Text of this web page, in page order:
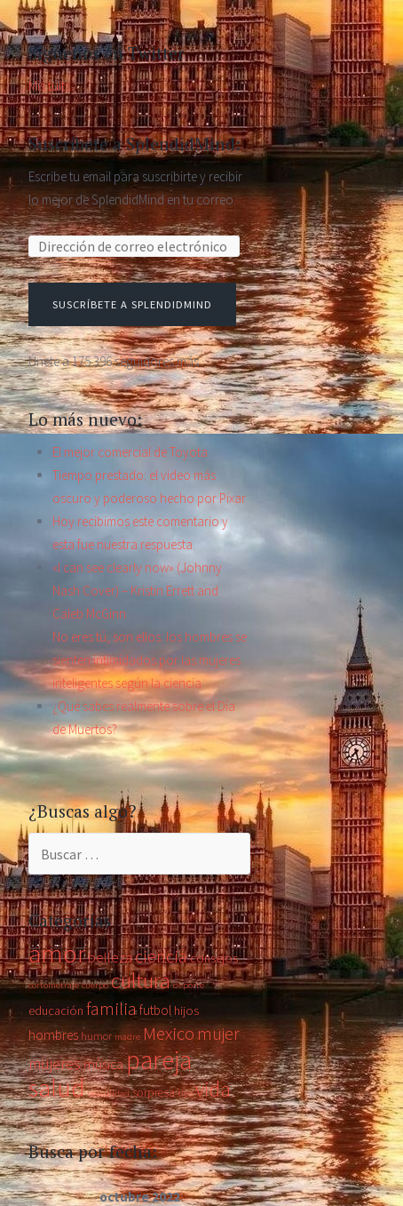
Síguenos en Twitter
Mis tuits
Suscríbete a SplendidMind:
Escribe tu email para suscribirte y recibir
lo mejor de SplendidMind en tu correo.
Dirección de correo electrónico:
SUSCRÍBETE A SPLENDIDMIND
Únete a 175.396 seguidores más
Lo más nuevo:
El mejor comercial de Toyota
Tiempo prestado: el video más
oscuro y poderoso hecho por Pixar
Hoy recibimos este comentario y
esta fue nuestra respuesta.
«I can see clearly now» (Johnny
Nash Cover) – Kristin Errett and
Caleb McGinn
No eres tú, son ellos: los hombres se
sienten intimidados por las mujeres
inteligentes según la ciencia
¿Qué sabes realmente sobre el Día
de Muertos?
¿Buscas algo?
Categorías
amorbellezacienciaconsejos
cortometraje cuerpo cultura deporte
educación familiafutbol hijos
hombres humor madre Mexicomujer
mujeresmúsicapareja
salud sexualidad sorpresa tips vida
Busca por fecha:
octubre 2022